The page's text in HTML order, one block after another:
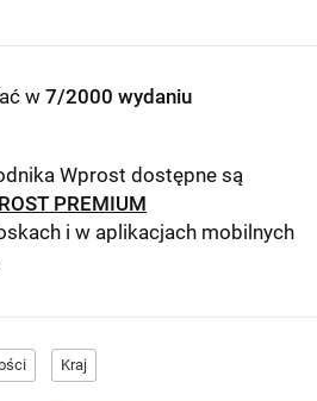
w 7/2000 wydaniu
Wprost dostępne są
PREMIUM
i w aplikacjach mobilnych
Kraj